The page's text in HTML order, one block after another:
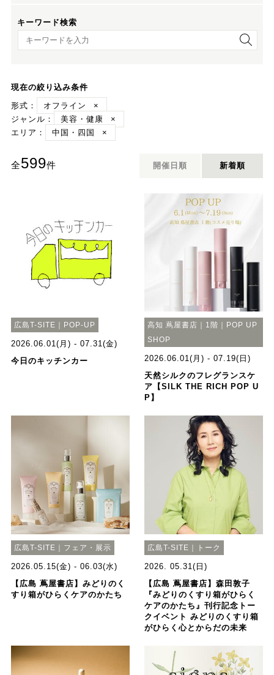
キーワード検索
キーワード検索
現在の絞り込み条件
形式：
オフライン
×
ジャンル：
美容・健康
×
エリア：
中国・四国 ×
全599件 開催日順 新着順
広島T-SITE｜POP-UP
2026.06.01(月) - 07.31(金)
今日のキッチンカー
高知 蔦屋書店｜1階｜POP UP
SHOP
2026.06.01(月) - 07.19(日)
天然シルクのフレグランスケ
ア【SILK THE RICH POP U
P】
広島T-SITE｜フェア・展示
2026.05.15(金) - 06.03(水)
【広島 蔦屋書店】みどりのく
すり箱がひらくケアのかたち
広島T-SITE｜トーク
2026. 05.31(日)
【広島 蔦屋書店】森田敦子
『みどりのくすり箱がひらく
ケアのかたち』刊行記念トー
クイベント みどりのくすり箱
がひらく心とからだの未来